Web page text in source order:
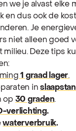
we je alvast elke
en dus ook de
Je
niet alleen goed
milieu. Deze tips
1 graad lager.
in
op 30 graden.
verlichting.
waterverbruik.